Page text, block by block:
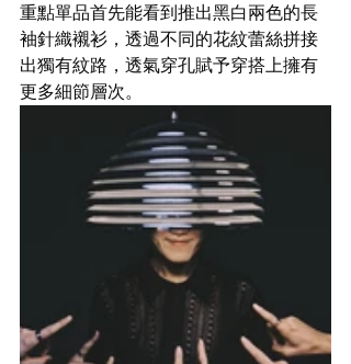
重點單品首先能看到推出黑白兩色的長
袖針織襯衫，透過不同的花紋蕾絲拼接
出獨有紋路，透氣穿孔賦予穿搭上擁有
更多細節層次。